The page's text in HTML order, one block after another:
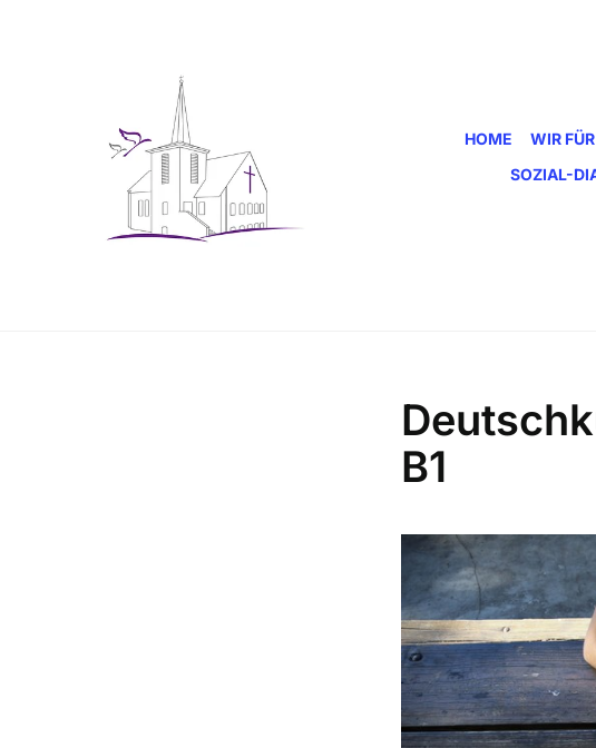
HOME WIR
SOZIAL-
B1